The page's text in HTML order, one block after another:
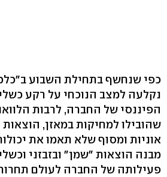
כפי שנחשף בתחילת השבוע
נקלעה למצב הנוכחי על רקע
הפיננסי של החברה, לרבות
שהובילו למחיקות במאזן,
אוניות ומסוף שלא תאמו את
מבנה הוצאות "שמן" ובזבזני
פעילותה של החברה לעולם